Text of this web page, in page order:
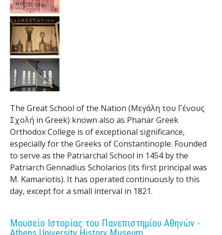
The Great School of the Nation (Μεγάλη του Γένους
Σχολή in Greek) known also as Phanar Greek
Orthodox College is of exceptional significance,
especially for the Greeks of Constantinople. Founded
to serve as the Patriarchal School in 1454 by the
Patriarch Gennadius Scholarios (its first principal was
M. Kamariotis). It has operated continuously to this
day, except for a small interval in 1821.
Μουσείο Ιστορίας του Πανεπιστημίου Αθηνών -